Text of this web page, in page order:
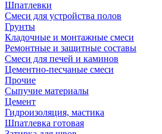
Шпатлевки
Смеси для устройства полов
Грунты
Кладочные и монтажные смеси
Ремонтные и защитные составы
Смеси для печей и каминов
Цементно-песчаные смеси
Прочие
Сыпучие материалы
Цемент
Гидроизоляция, мастика
Шпатлевка готовая